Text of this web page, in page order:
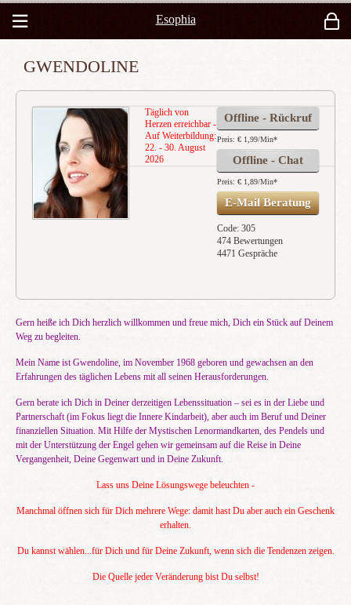
Esophia
GWENDOLINE
Offline - Rückruf
Preis: € 1,99/Min*
Offline - Chat
Preis: € 1,89/Min*
E-Mail Beratung
Code: 305
474 Bewertungen
4471 Gespräche
Täglich von
Herzen erreichbar -
Auf Weiterbildung:
22. - 30. August
2026
Gern heiße ich Dich herzlich willkommen und freue mich, Dich ein Stück auf Deinem
Weg zu begleiten.
Mein Name ist Gwendoline, im November 1968 geboren und gewachsen an den
Erfahrungen des täglichen Lebens mit all seinen Herausforderungen.
Gern berate ich Dich in Deiner derzeitigen Lebenssituation – sei es in der Liebe und
Partnerschaft (im Fokus liegt die Innere Kindarbeit), aber auch im Beruf und Deiner
finanziellen Situation. Mit Hilfe der Mystischen Lenormandkarten, des Pendels und
mit der Unterstützung der Engel gehen wir gemeinsam auf die Reise in Deine
Vergangenheit, Deine Gegenwart und in Deine Zukunft.
Lass uns Deine Lösungswege beleuchten -
Manchmal öffnen sich für Dich mehrere Wege: damit hast Du aber auch ein Geschenk
erhalten.
Du kannst wählen...für Dich und für Deine Zukunft, wenn sich die Tendenzen zeigen.
Die Quelle jeder Veränderung bist Du selbst!